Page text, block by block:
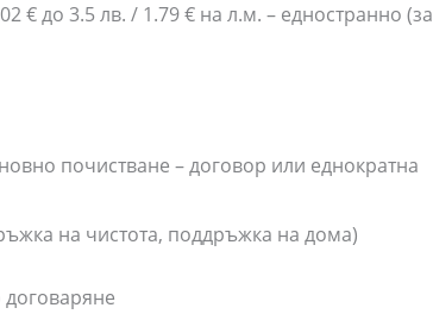
€ до 3.5 лв. / 1.79 € на л.м. – едностранно (за
почистване – договор или еднократна
на чистота, поддръжка на дома)
договаряне